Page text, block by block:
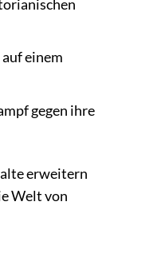
einem
gegen ihre
erweitern
Welt von